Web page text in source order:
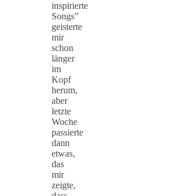
inspirierte
Songs”
geisterte
mir
schon
länger
im
Kopf
herum,
aber
letzte
Woche
passierte
dann
etwas,
das
mir
zeigte,